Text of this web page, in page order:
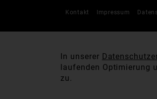
Kontakt Impressum
In unserer
laufenden Optimierung
zu.